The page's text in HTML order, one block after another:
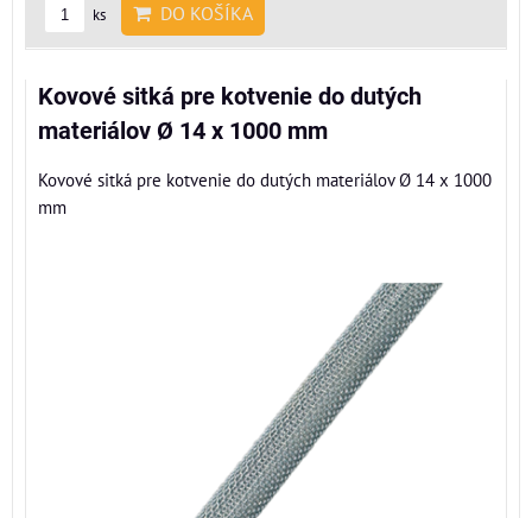
ks DO KOŠÍKA
Kovové sitká pre kotvenie do dutých
materiálov Ø 14 x 1000 mm
Kovové sitká pre kotvenie do dutých materiálov Ø 14 x 1000
mm